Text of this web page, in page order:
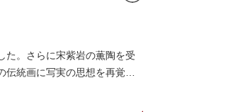
た。さらに宋紫岩の薫陶を受
統画に写実の思想を再覚醒